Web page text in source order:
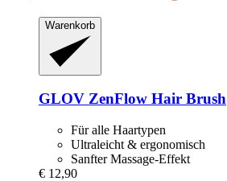
Warenkorb
GLOV ZenFlow Hair Brush
Für alle Haartypen
Ultraleicht & ergonomisch
Sanfter Massage-Effekt
€ 12,90